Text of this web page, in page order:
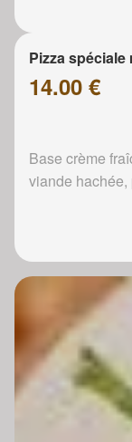
Pizza spéciale
14.00 €
Base crème
viande hachée,